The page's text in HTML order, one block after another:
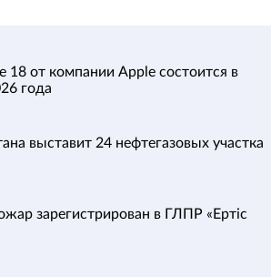
18 от компании Apple состоится в
года
выставит 24 нефтегазовых участка
зарегистрирован в ГЛПР «Ертіс